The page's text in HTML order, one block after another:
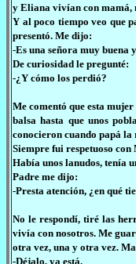
y Eliana vivían con mamá,
Y al poco tiempo veo que
presentó. Me dijo:
-Es una señora muy buena
De curiosidad le pregunté:
-¿Y cómo los perdió?
Me comentó que esta
balsa hasta que unos
conocieron cuando papá la
Siempre fui respetuoso
Había unos lanudos, tenía
Padre me dijo:
-Presta atención, ¿en qué
No le respondí, tiré las
vivía con nosotros. Me
otra vez, una y otra vez.
-Déjalo, ya está.